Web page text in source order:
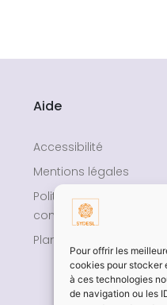
Pour offrir les
cookies pour stocker
à ces technologies
de navigation ou les
Aide
Accessibilité
Mentions légales
Politique de
confidentialité
Plan du site